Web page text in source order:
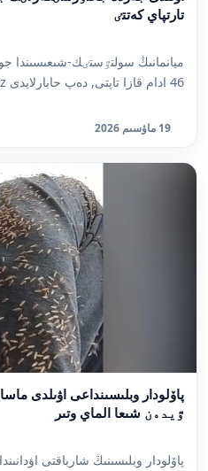
تارتپاي كەتتٸ
ميانمانىڭ سولتٷستٸك-شىعىسىندا
46 ادام قازا تاپتى, دەپ حابارلايدى ult.kz. قايعىلى...
19 ماۋسىم 2026
پاۆلودار وبلىسىنداعى اۋىلدى
ٷيدەن شىعا الماي وتىر
پاۆلودار وبلىسىنىڭ شارباقتى